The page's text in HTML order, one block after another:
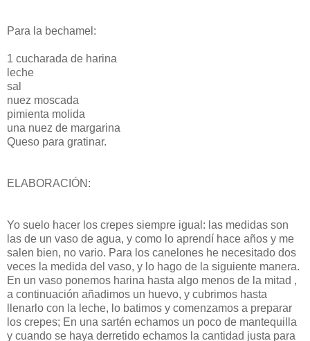
Para la bechamel:
1 cucharada de harina
leche
sal
nuez moscada
pimienta molida
una nuez de margarina
Queso para gratinar.
ELABORACIÓN:
Yo suelo hacer los crepes siempre igual: las medidas son
las de un vaso de agua, y como lo aprendí hace años y me
salen bien, no vario. Para los canelones he necesitado dos
veces la medida del vaso, y lo hago de la siguiente manera.
En un vaso ponemos harina hasta algo menos de la mitad ,
a continuación añadimos un huevo, y cubrimos hasta
llenarlo con la leche, lo batimos y comenzamos a preparar
los crepes; En una sartén echamos un poco de mantequilla
y cuando se haya derretido echamos la cantidad justa para